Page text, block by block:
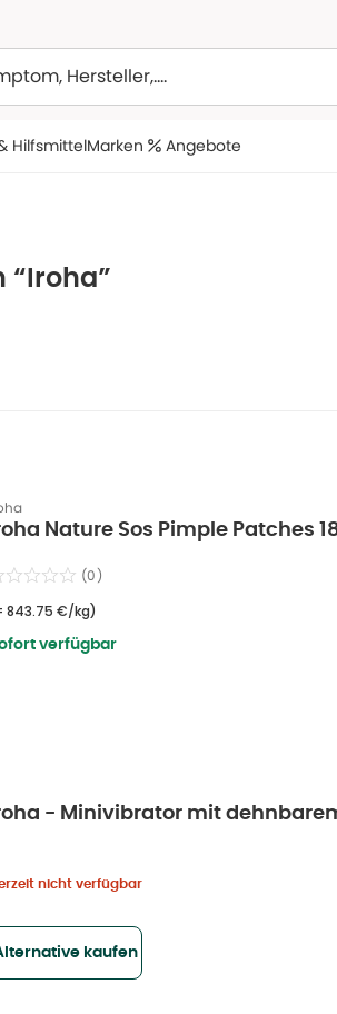
HilfsmittelMarken Angebote
“Iroha”
Nature Sos Pimple Patches
(0)
843.75 €/kg)
verfügbar
- Minivibrator mit dehnbarem
nicht verfügbar
kaufen